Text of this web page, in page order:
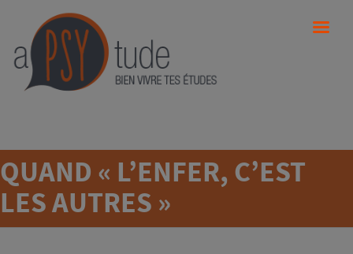
QUAND « L’ENFER, C’EST
LES AUTRES »